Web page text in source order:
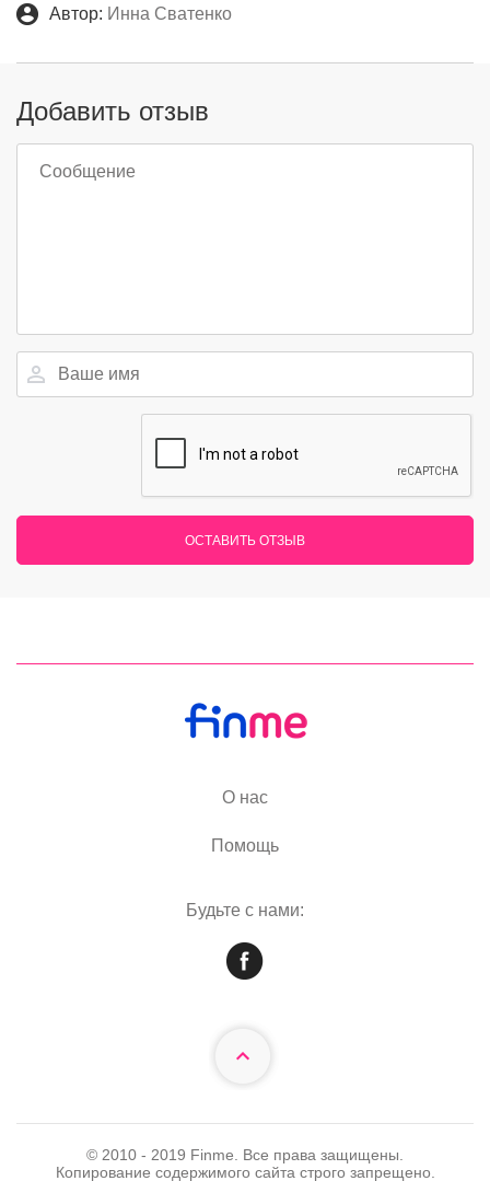
Автор: Инна Сватенко
Добавить отзыв
ОСТАВИТЬ ОТЗЫВ
О нас
Помощь
Будьте с нами:
© 2010 - 2019 Finme. Все права защищены.
Копирование содержимого сайта строго запрещено.